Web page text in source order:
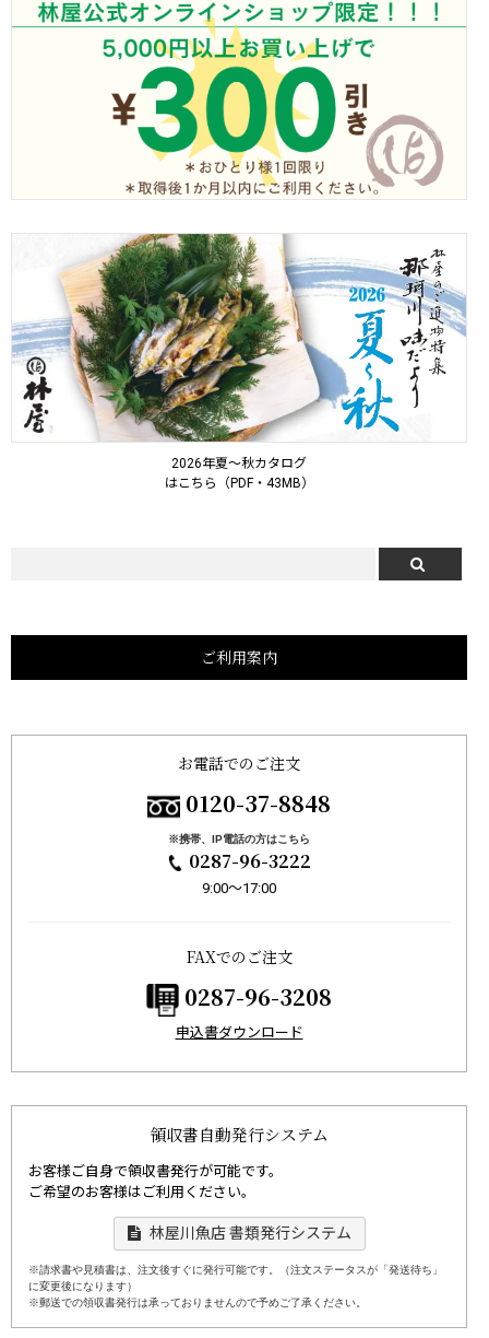
2026年夏～秋カタログ
はこちら（PDF・43MB）
ご利用案内
お電話でのご注文
0120-37-8848
※携帯、IP電話の方はこちら
0287-96-3222
9:00〜17:00
FAXでのご注文
0287-96-3208
申込書ダウンロード
領収書自動発行システム
お客様ご自身で領収書発行が可能です。
ご希望のお客様はご利用ください。
林屋川魚店 書類発行システム
※請求書や見積書は、注文後すぐに発行可能です。（注文ステータスが「発送待ち」
に変更後になります）
※郵送での領収書発行は承っておりませんので予めご了承ください。